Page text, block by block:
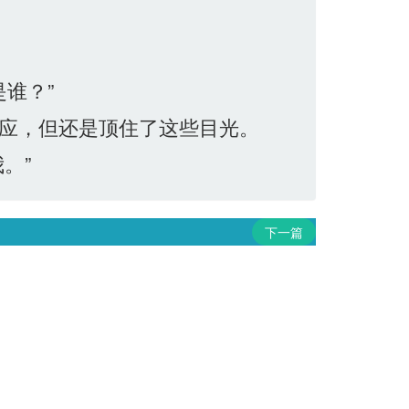
？”
但还是顶住了这些目光。
”
下一篇